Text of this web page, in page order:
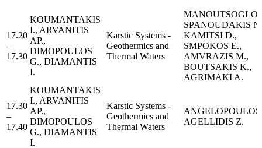
17.20
–
17.30
KOUMANTAKIS
I., ARVANITIS
AP.,
DIMOPOULOS
G., DIAMANTIS
I.
Karstic Systems -
Geothermics and
Thermal Waters
SPANOUDAKIS
KAMITSI D.,
SMPOKOS E.,
AMVRAZIS M.,
BOUTSAKIS K.,
AGRIMAKI A.
17.30
–
17.40
KOUMANTAKIS
I., ARVANITIS
AP.,
DIMOPOULOS
G., DIAMANTIS
I.
Karstic Systems -
Geothermics and
Thermal Waters
ANGELOPOULOS
AGELLIDIS Z.